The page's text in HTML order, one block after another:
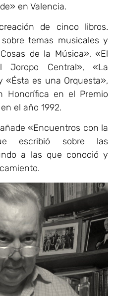
en Valencia.
de cinco libros.
temas musicales y
de la Música», «El
Joropo Central», «La
«Ésta es una Orquesta»,
Honorífica en el Premio
el año 1992.
«Encuentros con la
escribió sobre las
a las que conoció y